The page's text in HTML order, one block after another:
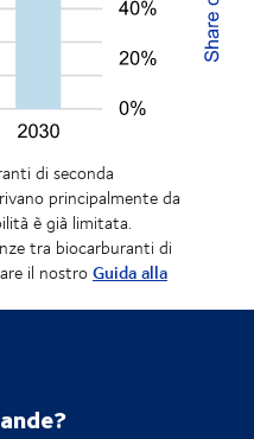
di seconda
principalmente da
è già limitata.
tra biocarburanti di
il nostroGuida alla